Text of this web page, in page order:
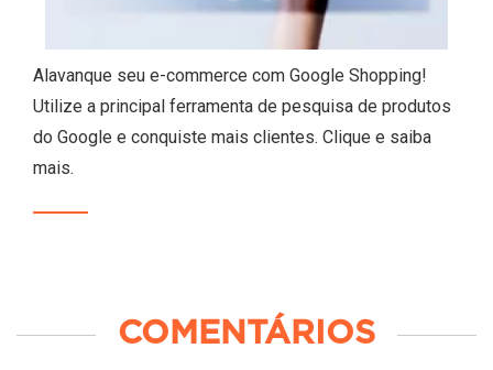
Alavanque seu e-commerce com Google Shopping!
Utilize a principal ferramenta de pesquisa de produtos
do Google e conquiste mais clientes. Clique e saiba
mais.
COMENTÁRIOS